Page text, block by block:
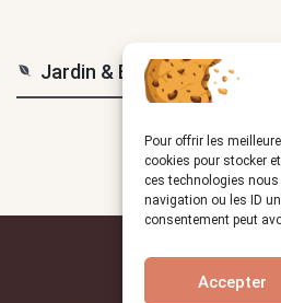
Pour offrir les
cookies pour stocker
ces technologies
navigation ou les ID
consentement peut
Accepter
Jardin & Extérieur